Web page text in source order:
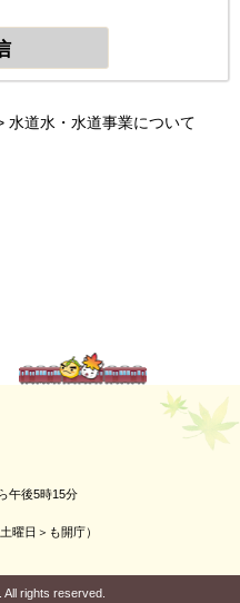
水道水・水道事業について
午後5時15分
曜日＞も開庁）
rights reserved.